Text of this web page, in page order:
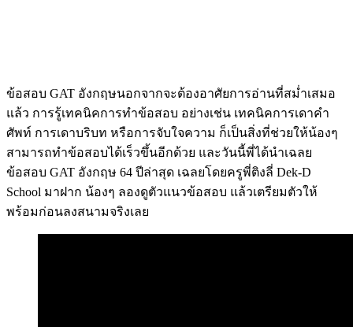
ข้อสอบ GAT อังกฤษนอกจากจะต้องอาศัยการอ่านที่สม่ำเสมอ
แล้ว การรู้เทคนิคการทำข้อสอบ อย่างเช่น เทคนิคการเดาคำ
ศัพท์ การเดาบริบท หรือการจับใจความ ก็เป็นสิ่งที่ช่วยให้น้องๆ
สามารถทำข้อสอบได้เร็วขึ้นอีกด้วย และวันนี้พี่ได้นำเฉลย
ข้อสอบ GAT อังกฤษ 64 ปีล่าสุด เฉลยโดยครูพี่ติงลี่ Dek-D
School มาฝาก น้องๆ ลองดูตัวแนวข้อสอบ แล้วเตรียมตัวให้
พร้อมก่อนลงสนามจริงเลย